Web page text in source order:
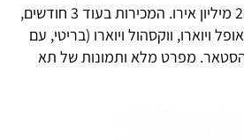
בסנדוויל לכבודו היא 230 מיליון אירו. המכירות בעוד 3 חודשים,
ויוארו, ווקסהול ויוארו (בריטי, עם
מפרט מלא ותמונות של תא